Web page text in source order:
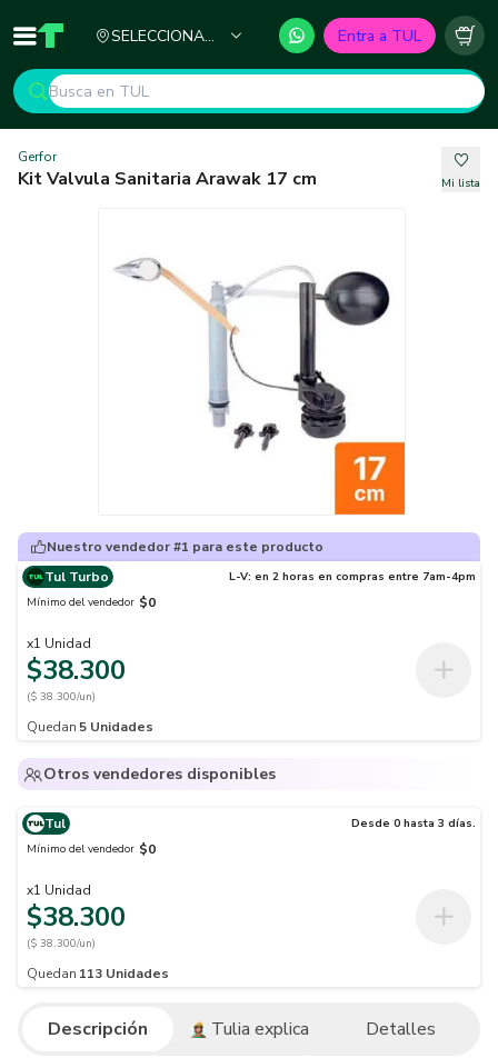
Inicio TUL - Tu Marketplace de Construcción
SELECCIONA
Entra a TUL
Gerfor
Kit Valvula Sanitaria Arawak 17 cm Mi lista
Nuestro vendedor #1 para este producto
Tul Turbo
L-V: en 2 horas en compras entre 7am-4pm
Mínimo del vendedor $0
x1 Unidad
$38.300
($ 38.300/un)
Quedan 5 Unidades
Otros vendedores disponibles
Tul
Desde 0 hasta 3 días.
Mínimo del vendedor $0
x1 Unidad
$38.300
($ 38.300/un)
Quedan 113 Unidades
Descripción Tulia explica Detalles